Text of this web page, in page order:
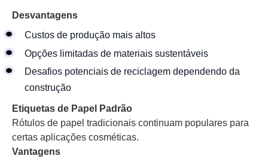
Desvantagens
Custos de produção mais altos
Opções limitadas de materiais sustentáveis
Desafios potenciais de reciclagem dependendo da
construção
Etiquetas de Papel Padrão
Rótulos de papel tradicionais continuam populares para
certas aplicações cosméticas.
Vantagens